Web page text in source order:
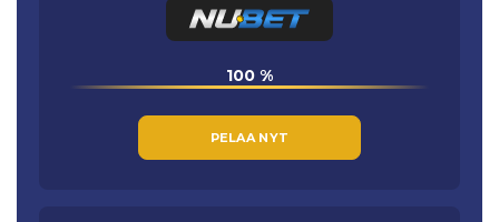
100 %
PELAA NYT